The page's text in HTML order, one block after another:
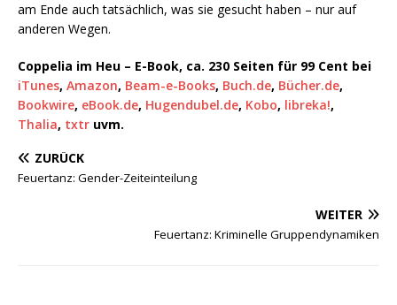
am Ende auch tatsächlich, was sie gesucht haben – nur auf
anderen Wegen.
Coppelia im Heu – E-Book, ca. 230 Seiten für 99 Cent bei
iTunes, Amazon, Beam-e-Books, Buch.de, Bücher.de,
Bookwire, eBook.de, Hugendubel.de, Kobo, libreka!,
Thalia, txtr uvm.
ZURÜCK
Feuertanz: Gender-Zeiteinteilung
WEITER
Feuertanz: Kriminelle Gruppendynamiken